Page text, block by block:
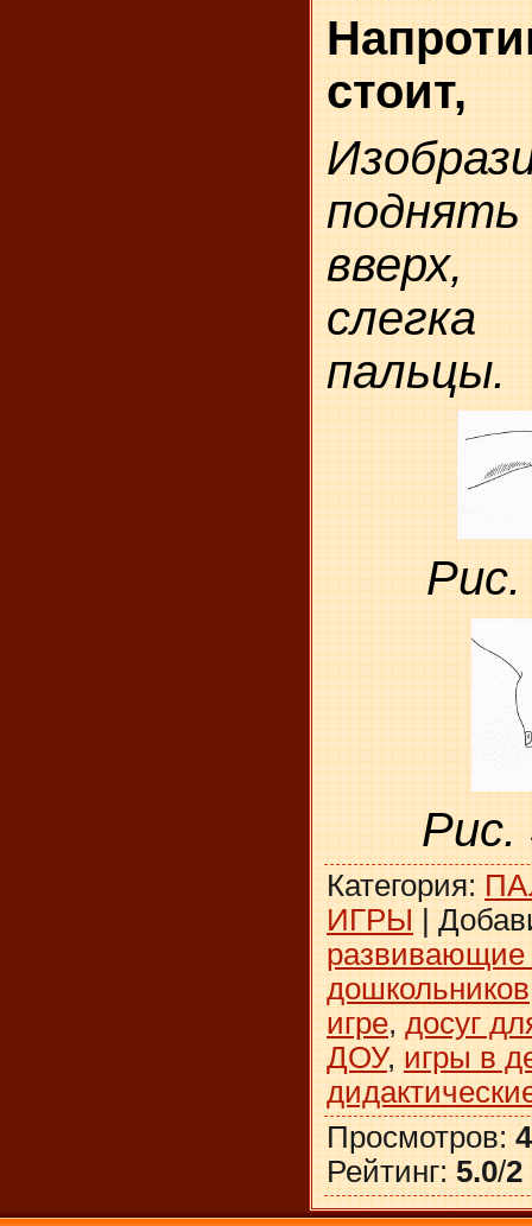
стоит,
вверх,
слегка
пальцы.
Рис.
Категория:
ИГРЫ |
развивающие
дошкольников
игре, досуг
ДОУ, игры в
Просмотров:
Рейтинг: 5.0/2